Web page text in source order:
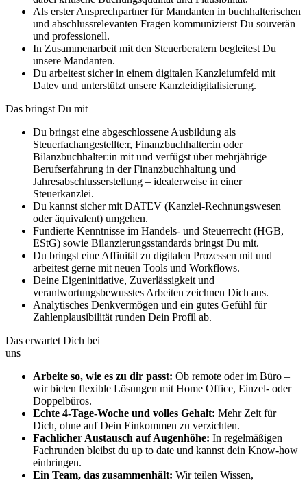
Als erster Ansprechpartner für Mandanten in buchhalterischen
und abschlussrelevanten Fragen kommunizierst Du souverän
und professionell.
In Zusammenarbeit mit den Steuerberatern begleitest Du
unsere Mandanten.
Du arbeitest sicher in einem digitalen Kanzleiumfeld mit
Datev und unterstützt unsere Kanzleidigitalisierung.
Das bringst Du mit
Du bringst eine abgeschlossene Ausbildung als
Steuerfachangestellte:r, Finanzbuchhalter:in oder
Bilanzbuchhalter:in mit und verfügst über mehrjährige
Berufserfahrung in der Finanzbuchhaltung und
Jahresabschlusserstellung – idealerweise in einer
Steuerkanzlei.
Du kannst sicher mit DATEV (Kanzlei-Rechnungswesen
oder äquivalent) umgehen.
Fundierte Kenntnisse im Handels- und Steuerrecht (HGB,
EStG) sowie Bilanzierungsstandards bringst Du mit.
Du bringst eine Affinität zu digitalen Prozessen mit und
arbeitest gerne mit neuen Tools und Workflows.
Deine Eigeninitiative, Zuverlässigkeit und
verantwortungsbewusstes Arbeiten zeichnen Dich aus.
Analytisches Denkvermögen und ein gutes Gefühl für
Zahlenplausibilität runden Dein Profil ab.
Das erwartet Dich bei
uns
Arbeite so, wie es zu dir passt: Ob remote oder im Büro –
wir bieten flexible Lösungen mit Home Office, Einzel- oder
Doppelbüros.
Echte 4-Tage-Woche und volles Gehalt: Mehr Zeit für
Dich, ohne auf Dein Einkommen zu verzichten.
Fachlicher Austausch auf Augenhöhe: In regelmäßigen
Fachrunden bleibst du up to date und kannst dein Know-how
einbringen.
Ein Team, das zusammenhält: Wir teilen Wissen,